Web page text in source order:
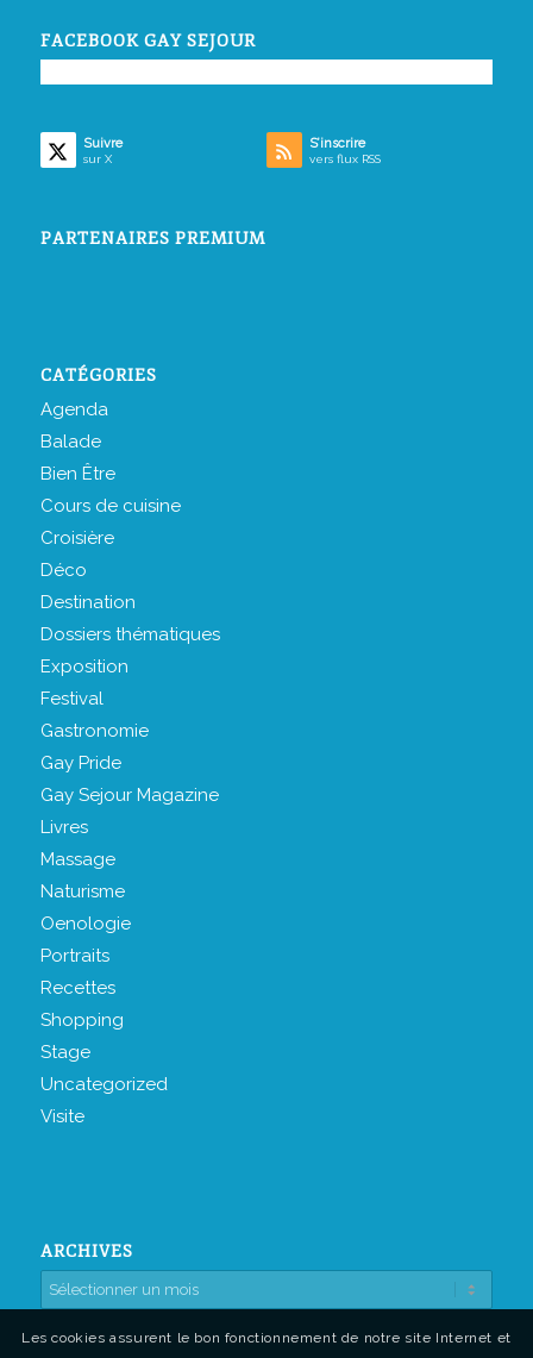
FACEBOOK GAY SEJOUR
Suivre
sur X
S’inscrire
vers flux RSS
PARTENAIRES PREMIUM
CATÉGORIES
Agenda
Balade
Bien Être
Cours de cuisine
Croisière
Déco
Destination
Dossiers thématiques
Exposition
Festival
Gastronomie
Gay Pride
Gay Sejour Magazine
Livres
Massage
Naturisme
Oenologie
Portraits
Recettes
Shopping
Stage
Uncategorized
Visite
ARCHIVES
Les cookies assurent le bon fonctionnement de notre site Internet et